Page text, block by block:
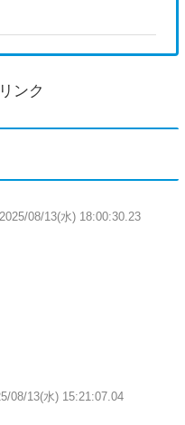
ンク
2025/08/13(水) 18:00:30.23
08/13(水) 15:21:07.04